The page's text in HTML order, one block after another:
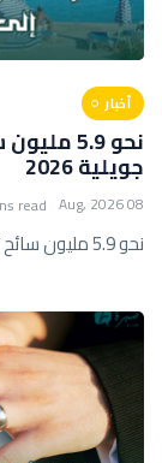
أخبار
نحو 5.9
جويلية 2026
08 Aug, 2026
read
نحو 5.9 مليون سائح توافدوا على تونس إلى موفى جويلية 2026